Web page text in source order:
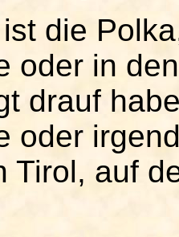
die
oder in
drauf
oder
Tirol, auf